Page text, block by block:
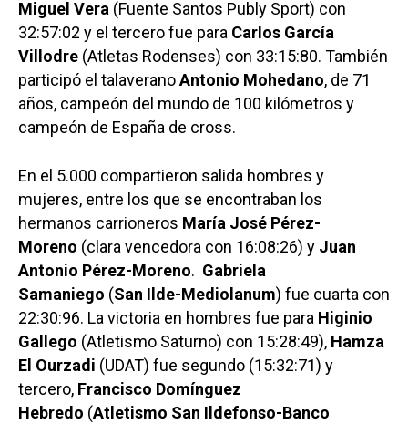
Miguel Vera (Fuente Santos Publy Sport) con
32:57:02 y el tercero fue para Carlos García
Villodre (Atletas Rodenses) con 33:15:80. También
participó el talaveranoAntonio Mohedano, de 71
años, campeón del mundo de 100 kilómetros y
campeón de España de cross.
En el 5.000 compartieron salida hombres y
mujeres, entre los que se encontraban los
hermanos carrioneros María José Pérez-
Moreno (clara vencedora con 16:08:26) y Juan
Antonio Pérez-Moreno. Gabriela
Samaniego (San Ilde-Mediolanum) fue cuarta con
22:30:96. La victoria en hombres fue para Higinio
Gallego (Atletismo Saturno) con 15:28:49), Hamza
El Ourzadi (UDAT) fue segundo (15:32:71) y
tercero, Francisco Domínguez
Hebredo (Atletismo San Ildefonso-Banco